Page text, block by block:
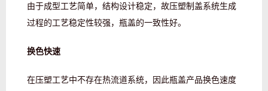
由于成型工艺简单，结构设计稳定，故压塑制盖系统生成
过程的工艺稳定性较强，瓶盖的一致性好。
换色快速
在压塑工艺中不存在热流道系统，因此瓶盖产品换色速度